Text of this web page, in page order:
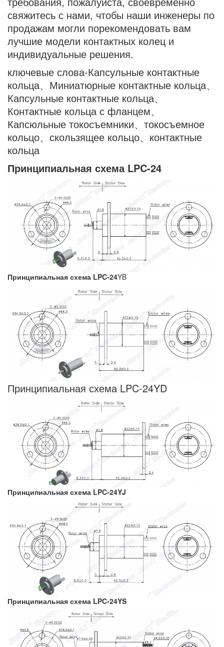
свяжитесь с нами, чтобы наши инженеры по
продажам могли порекомендовать вам
лучшие модели контактных колец и
индивидуальные решения.
ключевые слова-Капсульные контактные
кольца、Миниатюрные контактные кольца、
Капсульные контактные кольца、
Контактные кольца с фланцем、
Капсюльные токосъемники、токосъемное
кольцо、скользящее кольцо、контактные
кольца
Принципиальная схема LPC-24
Принципиальная схема LPC-24YB
Принципиальная схема LPC-24YD
Принципиальная схема LPC-24YJ
Принципиальная схема LPC-24YS